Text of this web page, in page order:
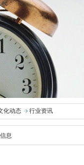
化动态 行业资讯
息